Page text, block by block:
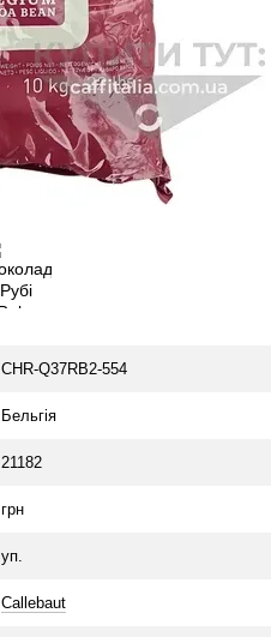
CHR-Q37RB2-554
Бельгія
21182
грн
уп.
Callebaut